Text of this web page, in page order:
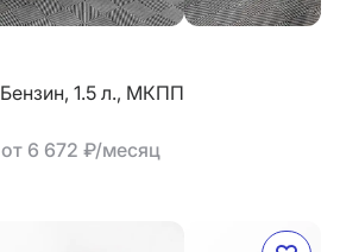
Бензин, 1.5 л., МКПП
от 6 672 ₽/месяц